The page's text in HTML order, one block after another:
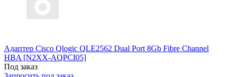
Адаптер Cisco Qlogic QLE2562 Dual Port 8Gb Fibre Channel
HBA [N2XX-AQPCI05]
Под заказ